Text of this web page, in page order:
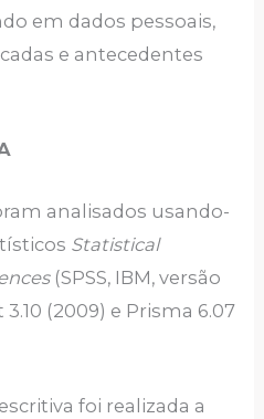
em dados pessoais,
e antecedentes
analisados usando-
Statistical
(SPSS, IBM, versão
(2009) e Prisma 6.07
foi realizada a